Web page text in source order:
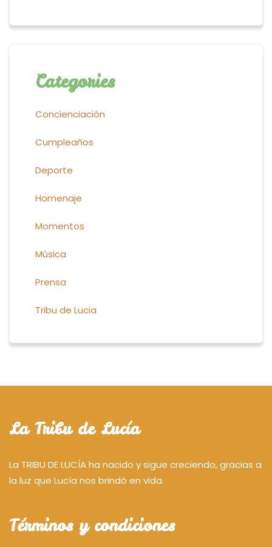
Categories
Concienciación
Cumpleaños
Deporte
Homenaje
Momentos
Música
Prensa
Tribu de Lucia
La Tribu de Lucía
La TRIBU DE LUCÍA ha nacido y sigue creciendo, gracias a
la luz que Lucía nos brindó en vida.
Términos y condiciones